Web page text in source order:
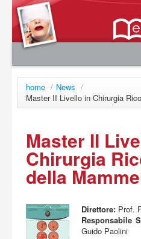
Home
Autori
Board Editoriale
News
Contatti
Login
Registrazione
home / News /
Master II Livello in Chirurgia
Master II
Chirurgia
della
Direttore: Prof.
Responsabile
Guido Paolini